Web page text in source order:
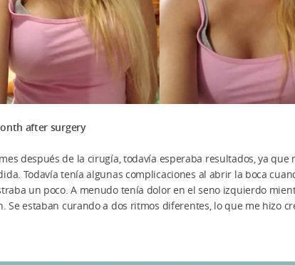
after surgery
después de la cirugía, todavía esperaba resultados, ya
Todavía tenía algunas complicaciones al abrir la boca
un poco. A menudo tenía dolor en el seno izquierdo
Se estaban curando a dos ritmos diferentes, lo que me hizo